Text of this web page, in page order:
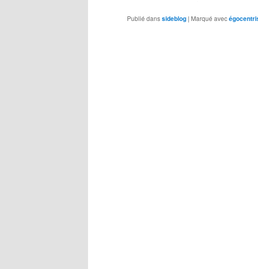
Publié danssideblog | Marqué avec